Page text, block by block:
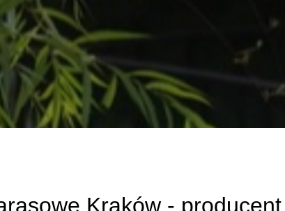
Kraków -